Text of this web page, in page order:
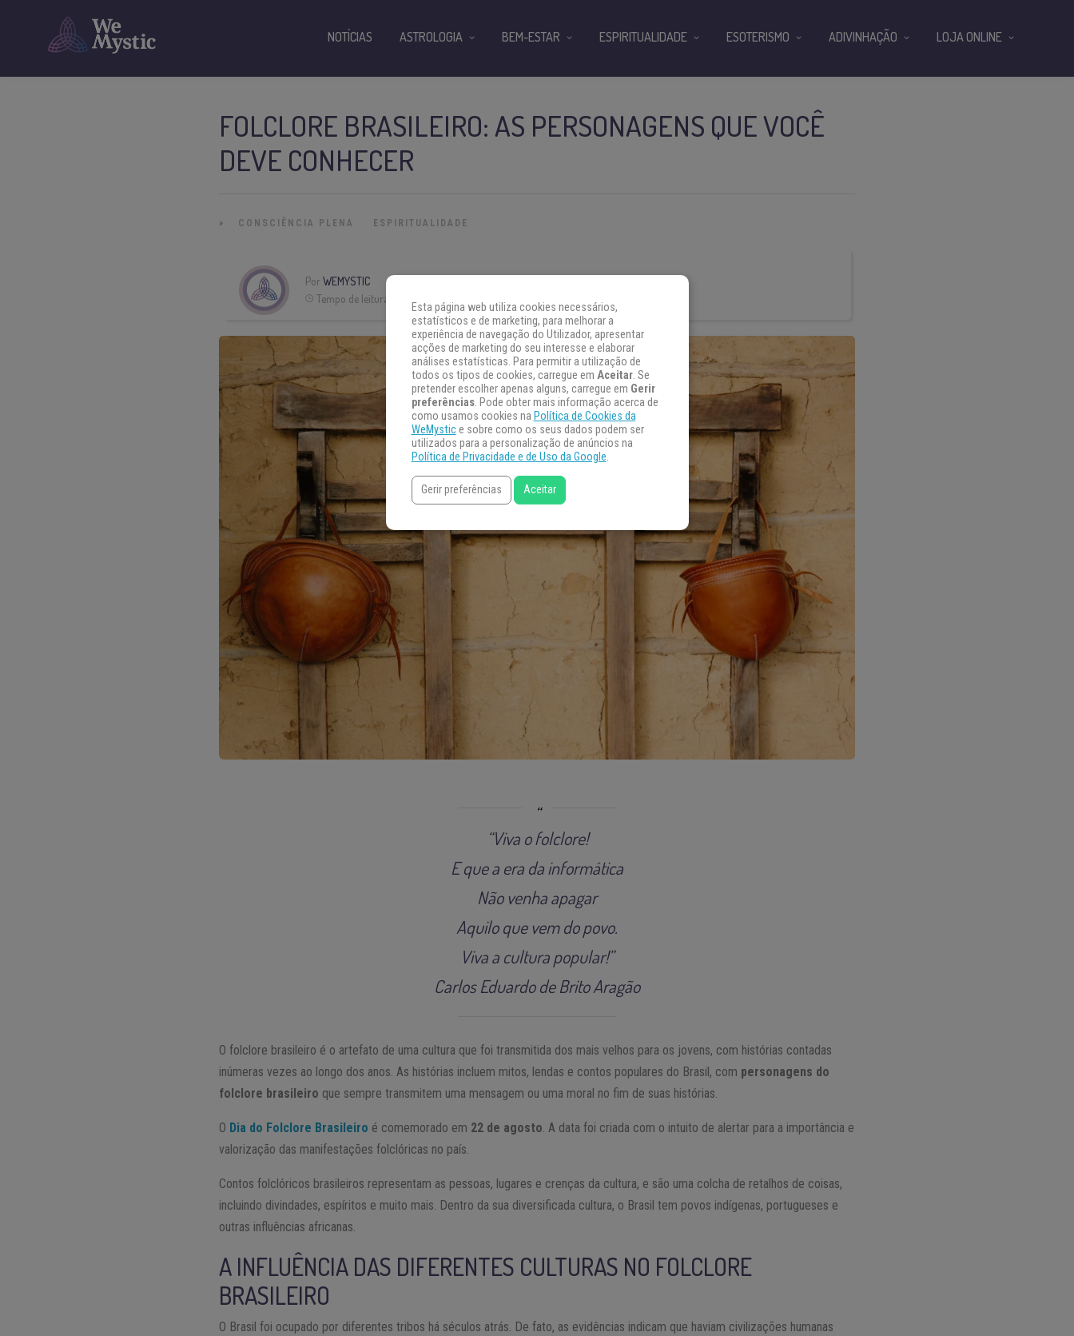
FOLCLORE BRASILEIRO: AS PERSONAGENS QUE VOCÊ
DEVE CONHECER
» CONSCIÊNCIA PLENA ESPIRITUALIDADE
PorWEMYSTIC
Tempo de leitura:
“Viva o folclore!
E que a era da informática
Não venha apagar
Aquilo que vem do povo.
Viva a cultura popular!”
Carlos Eduardo de Brito Aragão
O folclore brasileiro é o artefato de uma cultura que foi transmitida dos mais velhos para os jovens, com histórias contadas
inúmeras vezes ao longo dos anos. As histórias incluem mitos, lendas e contos populares do Brasil, com personagens do
folclore brasileiro que sempre transmitem uma mensagem ou uma moral no fim de suas histórias.
O Dia do Folclore Brasileiro é comemorado em 22 de agosto. A data foi criada com o intuito de alertar para a importância e
valorização das manifestações folclóricas no país.
Contos folclóricos brasileiros representam as pessoas, lugares e crenças da cultura, e são uma colcha de retalhos de coisas,
incluindo divindades, espíritos e muito mais. Dentro da sua diversificada cultura, o Brasil tem povos indígenas, portugueses e
outras influências africanas.
A INFLUÊNCIA DAS DIFERENTES CULTURAS NO FOLCLORE
BRASILEIRO
O Brasil foi ocupado por diferentes tribos há séculos atrás. De fato, as evidências indicam que haviam civilizações humanas
NOTÍCIAS ASTROLOGIA BEM-ESTAR ESPIRITUALIDADE ESOTERISMO ADIVINHAÇÃO LOJA ONLINE
Esta página web utiliza cookies necessários,
estatísticos e de marketing, para melhorar a
experiência de navegação do Utilizador, apresentar
acções de marketing do seu interesse e elaborar
análises estatísticas. Para permitir a utilização de
todos os tipos de cookies, carregue em Aceitar. Se
pretender escolher apenas alguns, carregue em Gerir
preferências. Pode obter mais informação acerca de
como usamos cookies na Política de Cookies da
WeMystice sobre como os seus dados podem ser
utilizados para a personalização de anúncios na
Política de Privacidade e de Uso da Google.
Gerir preferências Aceitar